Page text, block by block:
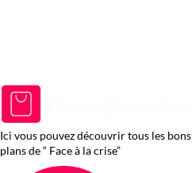
Ici vous pouvez découvrir tous les bons
plans de “ Face à la crise”